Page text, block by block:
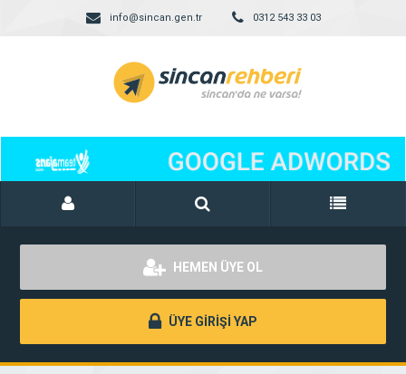
info@sincan.gen.tr 0312 543 33 03
HEMEN ÜYE OL
ÜYE GİRİŞİ YAP